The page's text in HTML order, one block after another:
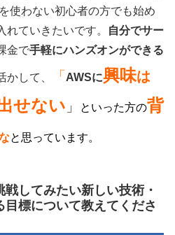
使わない初心者の方でも始め
ていきたいです。
自分でサー
金で手軽にハンズオンができる
かして、 「 AWSに興味は
せない 」 といった方の背
と思っています。
してみたい新しい技術・
標について教えてくださ